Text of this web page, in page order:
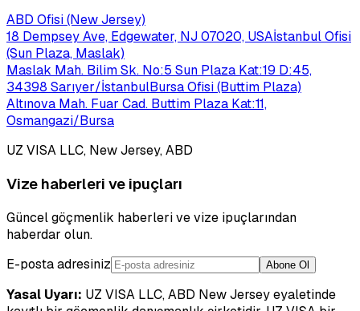
ABD Ofisi (New Jersey)
18 Dempsey Ave, Edgewater, NJ 07020, USAİstanbul Ofisi
(Sun Plaza, Maslak)
Maslak Mah. Bilim Sk. No:5 Sun Plaza Kat:19 D:45,
34398 Sarıyer/İstanbulBursa Ofisi (Buttim Plaza)
Altınova Mah. Fuar Cad. Buttim Plaza Kat:11,
Osmangazi/Bursa
UZ VISA LLC, New Jersey, ABD
Vize haberleri ve ipuçları
Güncel göçmenlik haberleri ve vize ipuçlarından
haberdar olun.
E-posta adresiniz
Abone Ol
Yasal Uyarı: UZ VISA LLC, ABD New Jersey eyaletinde